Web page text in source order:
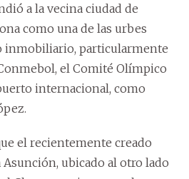
a la vecina ciudad de
como una de las urbes
inmobiliario, particularmente
el Comité Olímpico
internacional, como
el recientemente creado
ubicado al otro lado